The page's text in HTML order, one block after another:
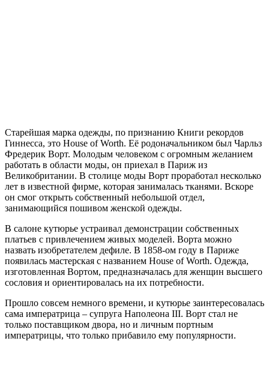
Старейшая марка одежды, по признанию Книги рекордов
Гиннесса, это House of Worth. Её родоначальником был Чарльз
Фредерик Ворт. Молодым человеком с огромным желанием
работать в области моды, он приехал в Париж из
Великобритании. В столице моды Ворт проработал несколько
лет в известной фирме, которая занималась тканями. Вскоре
он смог открыть собственный небольшой отдел,
занимающийся пошивом женской одежды.
В салоне кутюрье устраивал демонстрации собственных
платьев с привлечением живых моделей. Ворта можно
назвать изобретателем дефиле. В 1858-ом году в Париже
появилась мастерская с названием House of Worth. Одежда,
изготовленная Вортом, предназначалась для женщин высшего
сословия и ориентировалась на их потребности.
Прошло совсем немного времени, и кутюрье заинтересовалась
сама императрица – супруга Наполеона III. Ворт стал не
только поставщиком двора, но и личным портным
императрицы, что только прибавило ему популярности.